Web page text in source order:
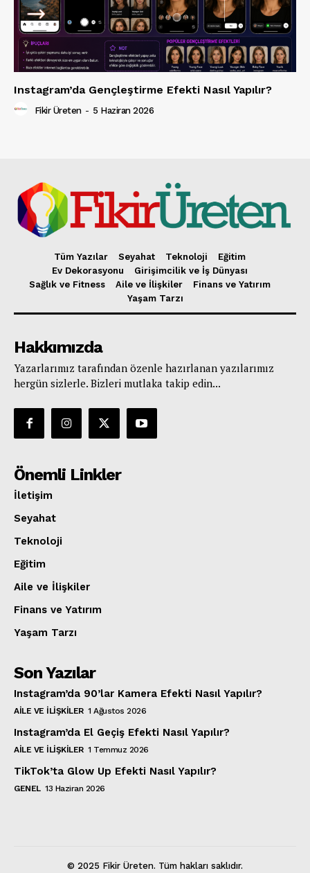
Instagram’da Gençleştirme Efekti Nasıl Yapılır?
Fikir Üreten - 5 Haziran 2026
Tüm Yazılar Seyahat Teknoloji
Eğitim
Ev Dekorasyonu
Girişimcilik ve İş Dünyası
Sağlık ve Fitness
Aile ve İlişkiler
Finans ve Yatırım
Yaşam Tarzı
Hakkımızda
Yazarlarımız tarafından özenle hazırlanan yazılarımız
hergün sizlerle. Bizleri mutlaka takip edin...
Önemli Linkler
İletişim
Seyahat
Teknoloji
Eğitim
Aile ve İlişkiler
Finans ve Yatırım
Yaşam Tarzı
Son Yazılar
Instagram’da 90’lar Kamera Efekti Nasıl Yapılır?
AILE VE İLIŞKILER 1 Ağustos 2026
Instagram’da El Geçiş Efekti Nasıl Yapılır?
AILE VE İLIŞKILER 1 Temmuz 2026
TikTok’ta Glow Up Efekti Nasıl Yapılır?
GENEL 13 Haziran 2026
© 2025 Fikir Üreten. Tüm hakları saklıdır.